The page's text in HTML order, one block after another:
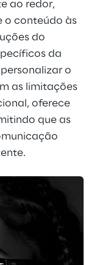
ao redor,
o conteúdo às
do
da
o
as limitações
oferece
que as